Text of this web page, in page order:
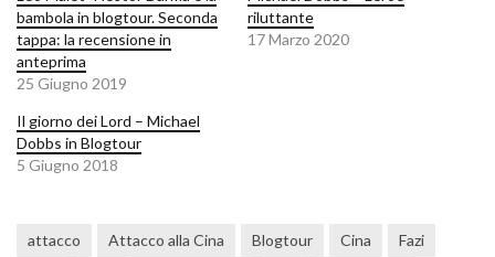
bambola in blogtour. Seconda
tappa: la recensione in
anteprima
25 Giugno 2019
riluttante
17 Marzo 2020
Il giorno dei Lord – Michael
Dobbs in Blogtour
5 Giugno 2018
attacco Attacco alla Cina Blogtour Cina
Fazi